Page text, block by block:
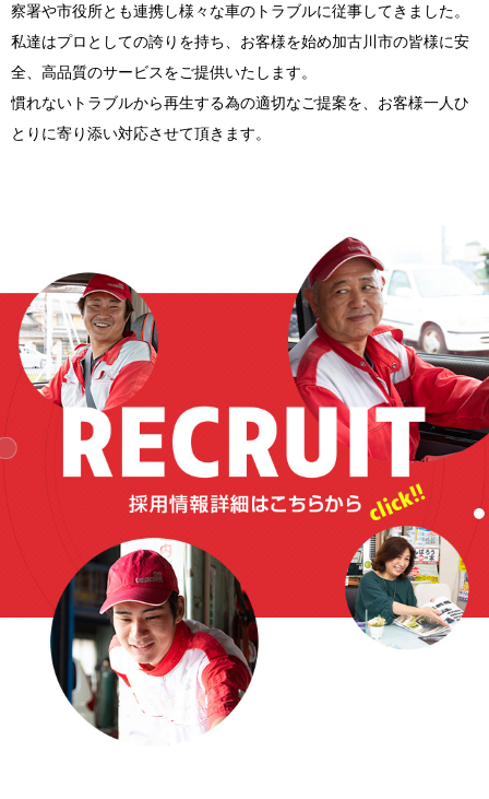
察署や市役所とも連携し様々な車のトラブルに従事してきました。
私達はプロとしての誇りを持ち、お客様を始め加古川市の皆様に安
全、高品質のサービスをご提供いたします。
慣れないトラブルから再生する為の適切なご提案を、お客様一人ひ
とりに寄り添い対応させて頂きます。